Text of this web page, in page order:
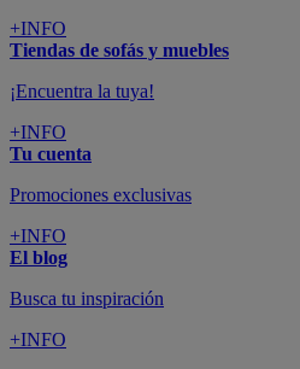
+INFO
Tiendas de sofás y muebles
¡Encuentra la tuya!
+INFO
Tu cuenta
Promociones exclusivas
+INFO
El blog
Busca tu inspiración
+INFO